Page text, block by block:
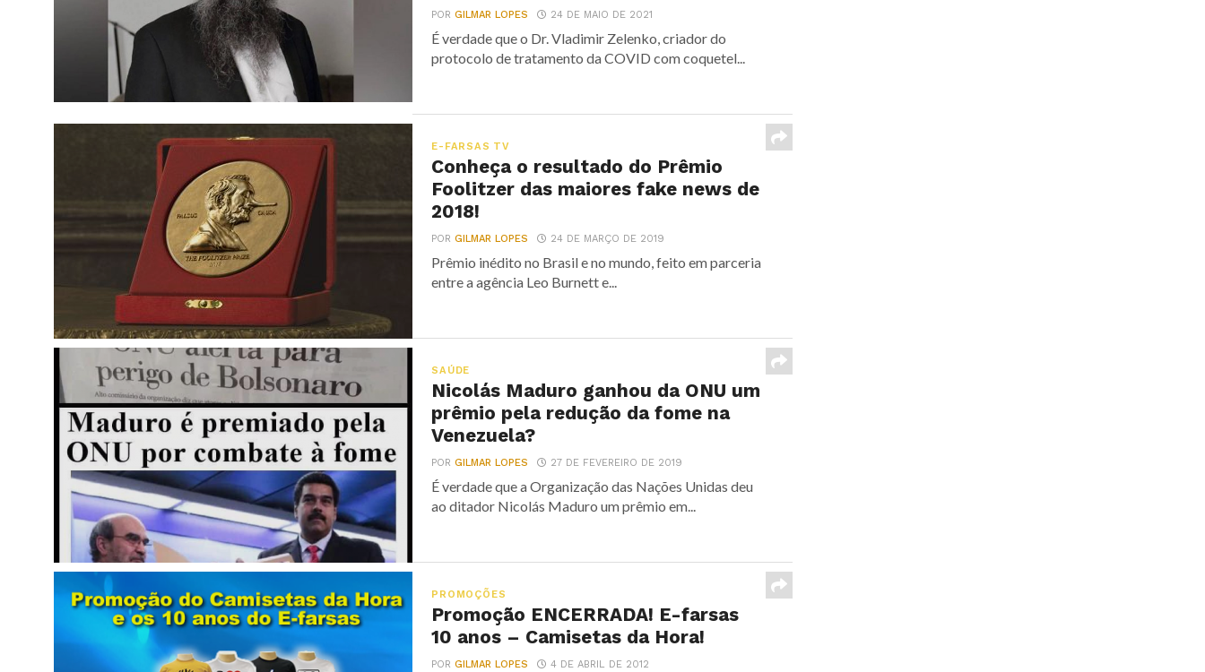
PORGILMAR LOPES 24 DE MAIO DE 2021
É verdade que o Dr. Vladimir Zelenko, criador do
protocolo de tratamento da COVID com coquetel...
E-FARSAS TV
Conheça o resultado do Prêmio
Foolitzer das maiores fake news de
2018!
PORGILMAR LOPES 24 DE MARÇO DE 2019
Prêmio inédito no Brasil e no mundo, feito em parceria
entre a agência Leo Burnett e...
SAÚDE
Nicolás Maduro ganhou da ONU um
prêmio pela redução da fome na
Venezuela?
PORGILMAR LOPES 27 DE FEVEREIRO DE 2019
É verdade que a Organização das Nações Unidas deu
ao ditador Nicolás Maduro um prêmio em...
PROMOÇÕES
Promoção ENCERRADA! E-farsas
10 anos – Camisetas da Hora!
PORGILMAR LOPES 4 DE ABRIL DE 2012